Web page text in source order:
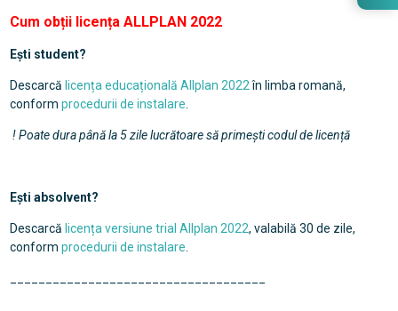
Cum obții licența ALLPLAN 2022
Ești student?
Descarcă licența educațională Allplan 2022în limba romană,
conform procedurii de instalare
! Poate dura până la 5 zile lucrătoare să primești codul de licență
Ești absolvent?
Descarcă licența versiune trial Allplan 2022, valabilă 30 de zile,
conform procedurii de instalare